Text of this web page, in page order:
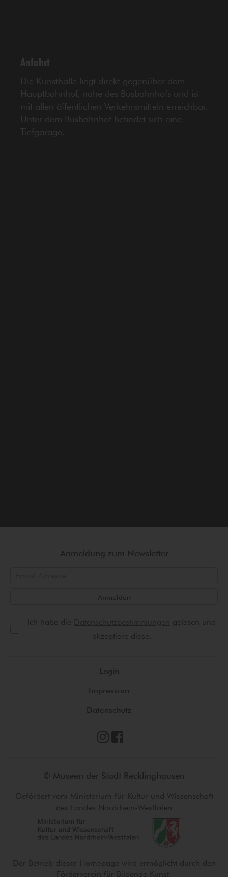
Anfahrt
Die Kunsthalle liegt direkt gegenüber dem
Hauptbahnhof, nahe des Busbahnhofs und ist
mit allen öffentlichen Verkehrsmitteln erreichbar.
Unter dem Busbahnhof befindet sich eine
Tiefgarage.
Anmeldung zum Newsletter
Anmelden
Ich habe die
gelesen und
akzeptiere diese.
Login
Impressum
Datenschutz
© Museen der Stadt Recklinghausen
Gefördert vom Ministerium für Kultur und Wissenschaft
des Landes Nordrhein-Westfalen
Der Betrieb dieser Homepage wird ermöglicht durch den
Förderverein für Bildende Kunst.